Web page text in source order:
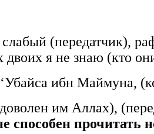
(передатчик),
двоих я не знаю (кто
ибн Маймуна,
им Аллах),
способен